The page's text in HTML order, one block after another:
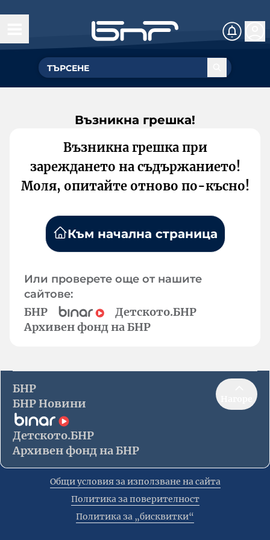
Възникна грешка!
Възникна грешка при
зареждането на съдържанието!
Моля, опитайте отново по-късно!
Към начална страница
Или проверете още от нашите
сайтове:
БНР
Детското.БНР
Архивен фонд на БНР
БНР
БНР Новини
Детското.БНР
Архивен фонд на БНР
Общи условия за използване на сайта
Политика за поверителност
Политика за „бисквитки“